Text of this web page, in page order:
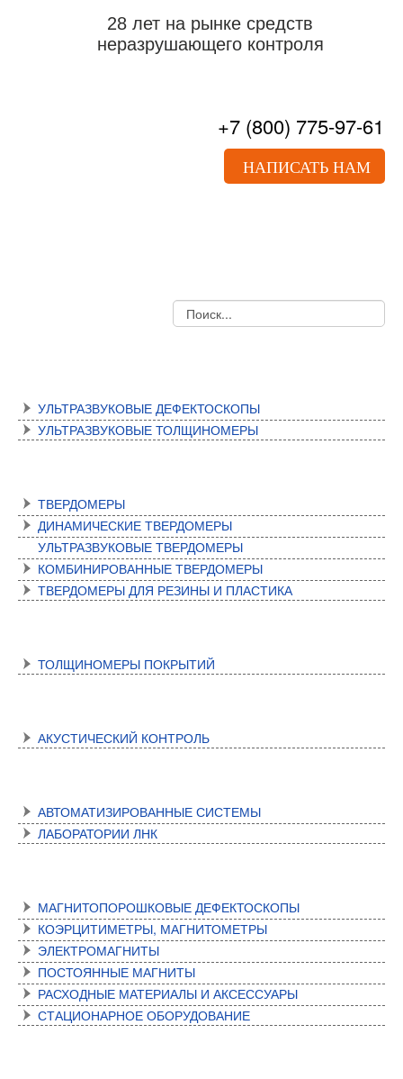
28 лет на рынке средств
неразрушающего контроля
+7 (800) 775-97-61
НАПИСАТЬ НАМ
УЛЬТРАЗВУКОВЫЕ ДЕФЕКТОСКОПЫ
УЛЬТРАЗВУКОВЫЕ ТОЛЩИНОМЕРЫ
ТВЕРДОМЕРЫ
ДИНАМИЧЕСКИЕ ТВЕРДОМЕРЫ
УЛЬТРАЗВУКОВЫЕ ТВЕРДОМЕРЫ
КОМБИНИРОВАННЫЕ ТВЕРДОМЕРЫ
ТВЕРДОМЕРЫ ДЛЯ РЕЗИНЫ И ПЛАСТИКА
ТОЛЩИНОМЕРЫ ПОКРЫТИЙ
АКУСТИЧЕСКИЙ КОНТРОЛЬ
АВТОМАТИЗИРОВАННЫЕ СИСТЕМЫ
ЛАБОРАТОРИИ ЛНК
МАГНИТОПОРОШКОВЫЕ ДЕФЕКТОСКОПЫ
КОЭРЦИТИМЕТРЫ, МАГНИТОМЕТРЫ
ЭЛЕКТРОМАГНИТЫ
ПОСТОЯННЫЕ МАГНИТЫ
РАСХОДНЫЕ МАТЕРИАЛЫ И АКСЕССУАРЫ
СТАЦИОНАРНОЕ ОБОРУДОВАНИЕ